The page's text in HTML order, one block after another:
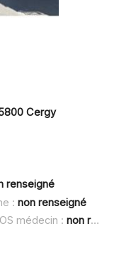
Cergy
renseigné
: non renseigné
médecin : non renseigné